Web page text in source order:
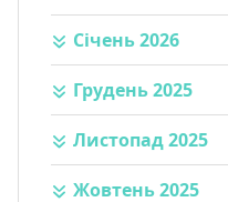
Січень 2026
Грудень 2025
Листопад 2025
Жовтень 2025